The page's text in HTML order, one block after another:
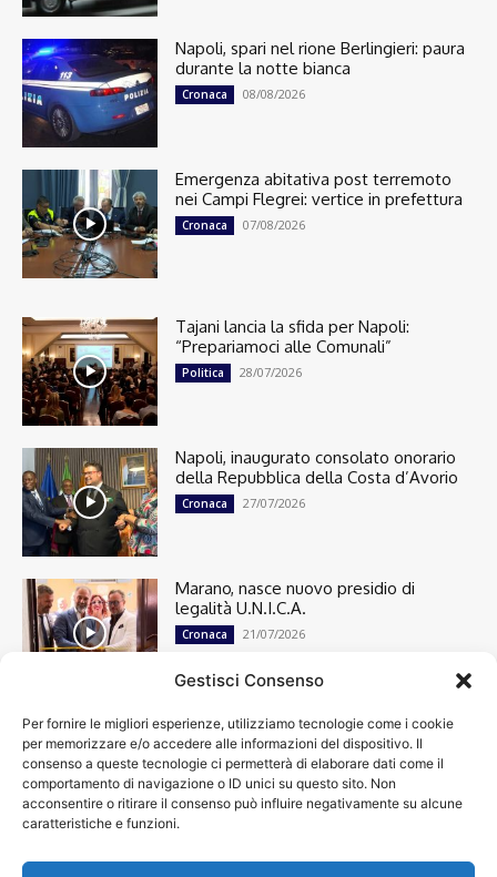
Gestisci Consenso
Per fornire le migliori esperienze, utilizziamo tecnologie come i cookie
per memorizzare e/o accedere alle informazioni del dispositivo. Il
consenso a queste tecnologie ci permetterà di elaborare dati come il
comportamento di navigazione o ID unici su questo sito. Non
acconsentire o ritirare il consenso può influire negativamente su alcune
caratteristiche e funzioni.
Napoli, spari nel rione Berlingieri: paura
durante la notte bianca
Cronaca 08/08/2026
Emergenza abitativa post terremoto
nei Campi Flegrei: vertice in prefettura
Cronaca 07/08/2026
Tajani lancia la sfida per Napoli:
“Prepariamoci alle Comunali”
Politica 28/07/2026
Napoli, inaugurato consolato onorario
della Repubblica della Costa d’Avorio
Cronaca 27/07/2026
Marano, nasce nuovo presidio di
legalità U.N.I.C.A.
Cronaca 21/07/2026
Cronaca
13501
Attualità
7304
top
News
4209
Cultura